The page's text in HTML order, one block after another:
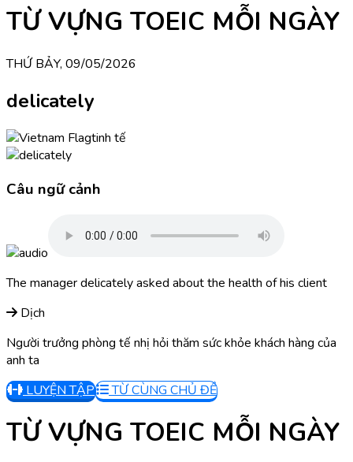
TỪ VỰNG TOEIC MỖI NGÀY
THỨ BẢY, 09/05/2026
delicately
tinh tế
Câu ngữ cảnh
The manager delicately asked about the health of his client
Dịch
Người trưởng phòng tế nhị hỏi thăm sức khỏe khách hàng của
anh ta
LUYỆN TẬP
TỪ CÙNG CHỦ ĐỀ
TỪ VỰNG TOEIC MỖI NGÀY